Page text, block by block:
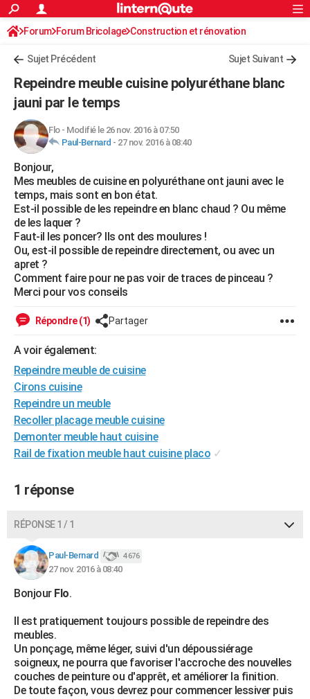
ACTUALITÉS
Politique
Société
Faits Divers
Education
Monde
Villes
+
Programme TV
TNTStreaming
Cinéma
Sorties cinéma
Musique
+FINANCE
Retraite
Impôts
Epargne
Immobilier
Risques naturels par ville
Banque
Assurance
Crédit
AUTO
Essais
Réserver un essai
Citadines
Berlines
SUV
Forum auto
HIGH-TECH
Mobiles
Meilleur smartphone
Internet
Ordinateurs
Jeux vidéo
Guide high-tech
BRICOLAGE
Forum
Aménagement intérieur
Extérieur
Cuisine
Salle de bains
Jardinage
Rangement
WEEK-END
Guides de France
Escapades
Patrimoine
Expositions
Musées
Week-end nature
+LIFESTYLE
Art de vivre
Bien-être
Loisirs
Mode
Modes de vie
SANTE
Alimentation
Guide de la santé
Maladies
Médicaments
Sommeil
VOYAGE
Destinations
City break
Voyage nature
Voyage de noces
Forum
Climat
PHOTO
GUIDES D'ACHAT
BONS PLANS
CARTE DE VOEUX
Carte de Noël
Carte Bonne année
Carte Saint-Valentin
Carte Pâques
Carte d'anniversaire
DICTIONNAIRE
COPAINS D'AVANT
S'inscrire
Se connecter
Lycées
Collèges
Primaires
Universités
Entreprises
Service militaire
Avis de recherche
AVIS DE DÉCÈS
FORUM
Bricolage
Lifestyle
Culture
Sport
Auto
Television
Voyage
Cinema
Rechercher
S'inscrire
Connexion
Forum Forum Bricolage Construction et rénovation
Peinture, Vernis, Tapissserie
Sujet Précédent Sujet Suivant
Repeindre meuble cuisine polyuréthane blanc
jauni par le temps
Flo- Modifié le 26 nov. 2016 à 07:50
Paul-Bernard - 27 nov. 2016 à 08:40
Bonjour,
Mes meubles de cuisine en polyuréthane ont jauni avec le
temps, mais sont en bon état.
Est-il possible de les repeindre en blanc chaud ? Ou même
de les laquer ?
Faut-il les poncer? Ils ont des moulures !
Ou, est-il possible de repeindre directement, ou avec un
apret ?
Comment faire pour ne pas voir de traces de pinceau ?
Merci pour vos conseils
Répondre (1) Partager
A voir également:
Repeindre meuble de cuisine
Cirons cuisine
Repeindre un meuble
Recoller placage meuble cuisine
Demonter meuble haut cuisine
Rail de fixation meuble haut cuisine placo ✓
1 réponse
RÉPONSE 1 / 1
Paul-Bernard 4 676
27 nov. 2016 à 08:40
Bonjour Flo.
Il est pratiquement toujours possible de repeindre des
meubles.
Un ponçage, même léger, suivi d'un dépoussiérage
soigneux, ne pourra que favoriser l'accroche des nouvelles
couches de peinture ou d'apprêt, et améliorer la finition.
De toute façon, vous devrez pour commencer lessiver puis